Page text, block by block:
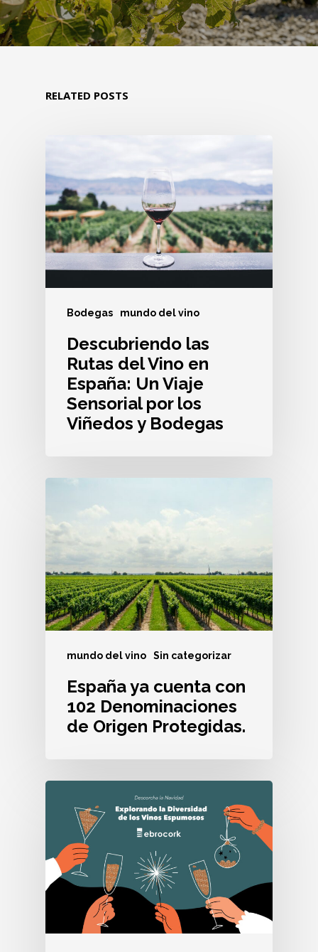
RELATED POSTS
Bodegas mundo del vino
Descubriendo las
Rutas del Vino en
España: Un Viaje
Sensorial por los
Viñedos y Bodegas
mundo del vino Sin categorizar
España ya cuenta con
102 Denominaciones
de Origen Protegidas.